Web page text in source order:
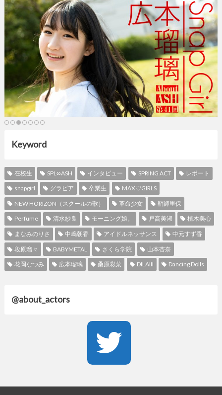
Keyword
在校生 SPL∞ASH インタビュー SPRING ACT レポート
snapgirl グラビア 卒業生 MAX♡GIRLS
NEW HORIZON（スクールの歌） 革命少女 鞘師里保
Perfume 清水紗良 モーニング娘。 戸高美湖 植木美心
まなみのりさ 中嶋朝香 アイドルネッサンス 中元すず香
段原瑠々 BABYMETAL さくら学院 山本杏奈
花岡なつみ 広本瑠璃 桑原彩菜 DILAIII Dancing Dolls
@about_actors